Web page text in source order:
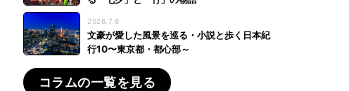
2026.7.6
文豪が愛した風景を巡る・小説と歩く日本紀
行10〜東京都・都心部～
コラムの一覧を見る